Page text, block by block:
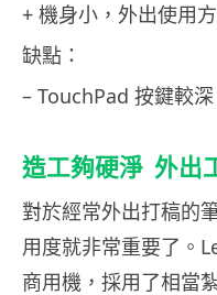
+ 機身小，外出使用
缺點：
– TouchPad 按鍵較深
造工夠硬淨 外出
對於經常外出打稿的
用度就非常重要了。
商用機，採用了相當